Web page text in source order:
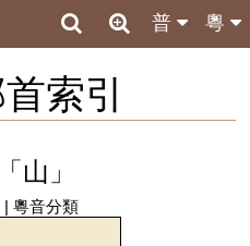
粵
普
索引
山」
| 粵音分類